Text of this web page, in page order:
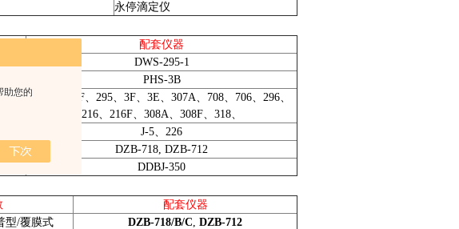
助您的
永停滴定仪
配套仪器
DWS-295-1
PHS-3B
J-4F、 295、 3F、 3E、 307A、 708、706、 296、
216、216F、308A、308F、318、
J-5、226
DZB-718, DZB-712
DDBJ-350
配套仪器
型/覆膜式 DZB-718/B/C, DZB-712